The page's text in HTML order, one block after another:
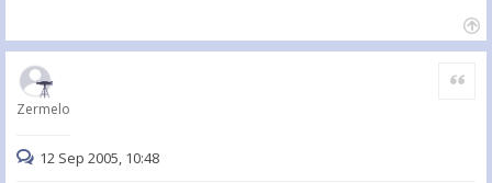
Zermelo
Citar
12 Sep 2005, 10:48